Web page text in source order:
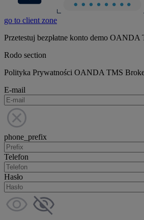
go to client zone
Przetestuj bezpłatne konto demo OANDA
Rodo section
Polityka Prywatności OANDA TMS
E-mail
phone_prefix
Telefon
Hasło